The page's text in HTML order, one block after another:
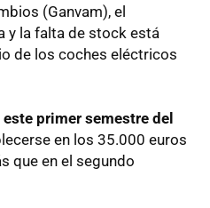
(Ganvam), el
y la falta de stock está
de los coches eléctricos
este primer semestre del
en los 35.000 euros
que en el segundo